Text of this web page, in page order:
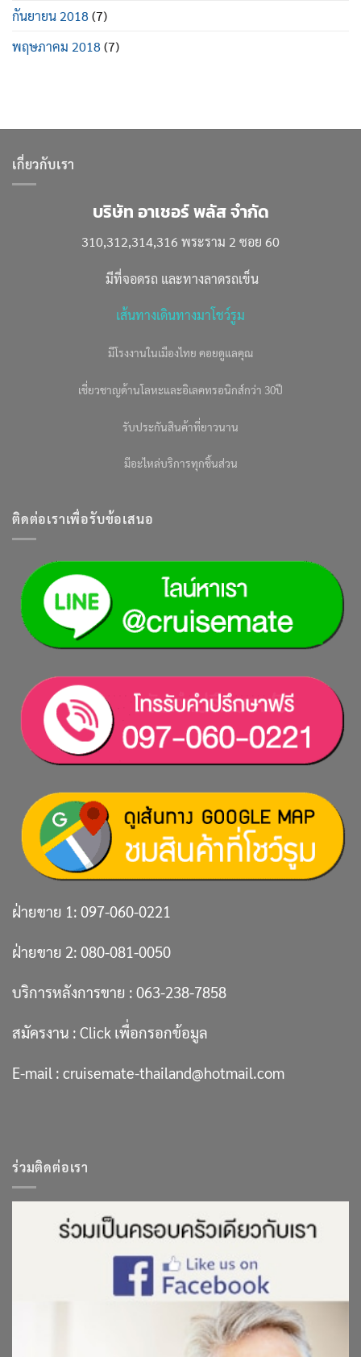
กันยายน 2018(7)
พฤษภาคม 2018(7)
เกี่ยวกับเรา
บริษัท อาเชอร์ พลัส จำกัด
310,312,314,316 พระราม 2 ซอย 60
มีที่จอดรถ และทางลาดรถเข็น
เส้นทางเดินทางมาโชว์รูม
มีโรงงานในเมืองไทย คอยดูแลคุณ
เชี่ยวชาญด้านโลหะและอิเลคทรอนิกส์กว่า 30ปี
รับประกันสินค้าที่ยาวนาน
มีอะไหล่บริการทุกชิ้นส่วน
ติดต่อเราเพื่อรับข้อเสนอ
ฝ่ายขาย 1: 097-060-0221
ฝ่ายขาย 2: 080-081-0050
บริการหลังการขาย : 063-238-7858
สมัครงาน : Click เพื่อกรอกข้อมูล
E-mail : cruisemate-thailand@hotmail.com
ร่วมติดต่อเรา